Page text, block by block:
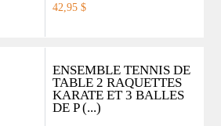
42,95 $
ENSEMBLE TENNIS DE
TABLE 2 RAQUETTES
KARATE ET 3 BALLES
DE P (...)